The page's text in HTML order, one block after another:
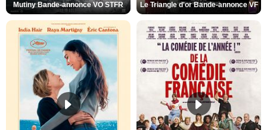
Mutiny Bande-annonce VO STFR Le Triangle d'or Bande-annonce VF